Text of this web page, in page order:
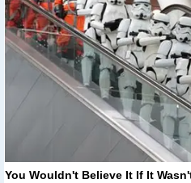
You Wouldn't Believe It If It